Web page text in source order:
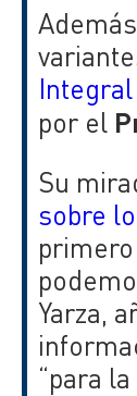
por el
Su
sobre
Yarza,
“para